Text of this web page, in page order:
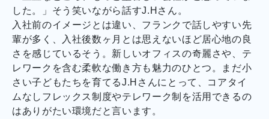
した。」そう笑いながら話すJ.Hさん。
入社前のイメージとは違い、フランクで話しやすい先
輩が多く、入社後数ヶ月とは思えないほど居心地の良
さを感じているそう。新しいオフィスの奇麗さや、テ
レワークを含む柔軟な働き方も魅力のひとつ。まだ小
さい子どもたちを育てるJ.Hさんにとって、コアタイ
ムなしフレックス制度やテレワーク制を活用できるの
はありがたい環境だと言います。